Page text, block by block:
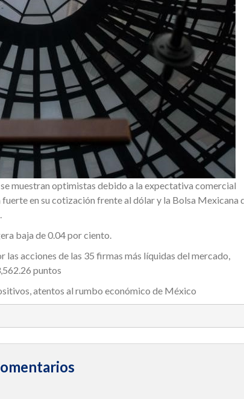
muestran optimistas debido a la expectativa comercial
en su cotización frente al dólar y la Bolsa Mexicana
baja de 0.04 por ciento.
acciones de las 35 firmas más líquidas del mercado,
puntos
atentos al rumbo económico de México